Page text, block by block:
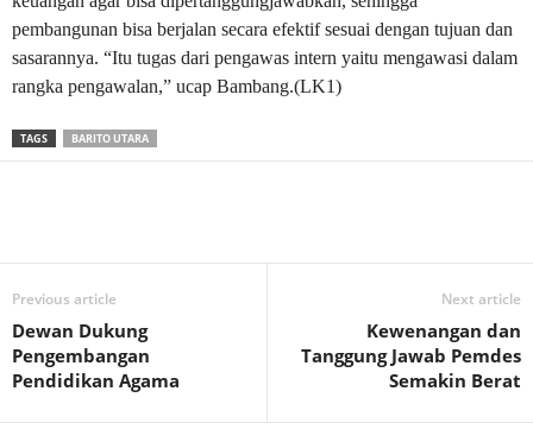
pembangunan bisa berjalan secara efektif sesuai dengan tujuan dan
sasarannya. “Itu tugas dari pengawas intern yaitu mengawasi dalam
rangka pengawalan,” ucap Bambang.(LK1)
TAGS BARITO UTARA
Previous article
Dewan Dukung
Pengembangan
Pendidikan Agama
Next article
Kewenangan dan
Tanggung Jawab Pemdes
Semakin Berat